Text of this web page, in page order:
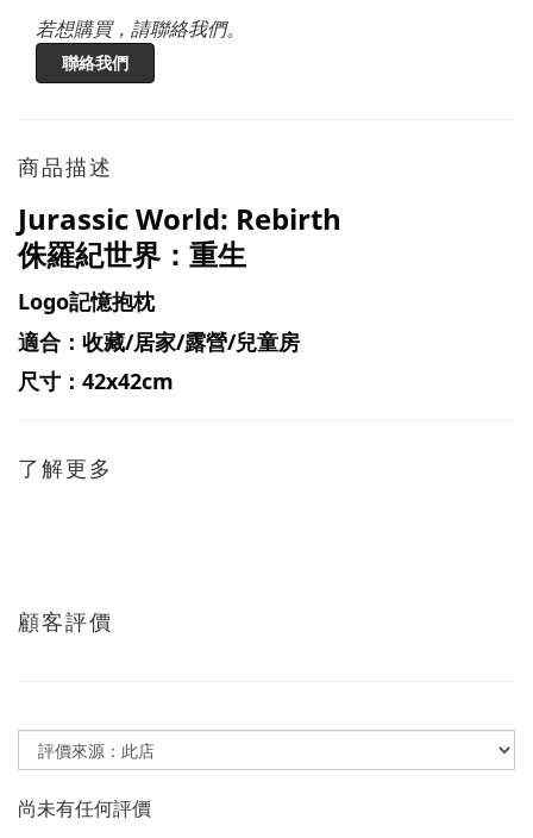
若想購買，請聯絡我們。
聯絡我們
商品描述
Jurassic World: Rebirth
侏羅紀世界：重生
Logo記憶抱枕
適合：收藏/居家/露營/兒童房
尺寸：42x42cm
了解更多
顧客評價
尚未有任何評價